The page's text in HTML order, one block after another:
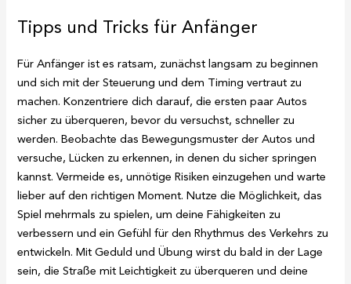
Tipps und Tricks für Anfänger
Für Anfänger ist es ratsam, zunächst langsam zu beginnen
und sich mit der Steuerung und dem Timing vertraut zu
machen. Konzentriere dich darauf, die ersten paar Autos
sicher zu überqueren, bevor du versuchst, schneller zu
werden. Beobachte das Bewegungsmuster der Autos und
versuche, Lücken zu erkennen, in denen du sicher springen
kannst. Vermeide es, unnötige Risiken einzugehen und warte
lieber auf den richtigen Moment. Nutze die Möglichkeit, das
Spiel mehrmals zu spielen, um deine Fähigkeiten zu
verbessern und ein Gefühl für den Rhythmus des Verkehrs zu
entwickeln. Mit Geduld und Übung wirst du bald in der Lage
sein, die Straße mit Leichtigkeit zu überqueren und deine